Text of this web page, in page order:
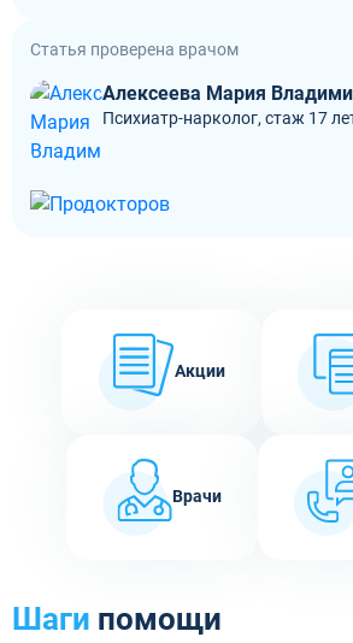
Статья проверена врачом
Алексеева Мария
Психиатр-нарколог, стаж 17
Акции
Врачи
Шаги помощи